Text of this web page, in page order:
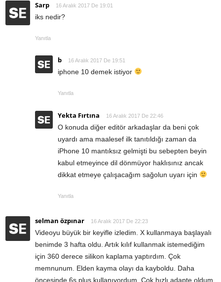
Sarp 16 Aralık 2017 De 19:01
iks nedir?
Yanıtla
b 16 Aralık 2017 De 19:51
iphone 10 demek istiyor
Yanıtla
Yekta Fırtına 16 Aralık 2017 De 22:46
O konuda diğer editör arkadaşlar da beni çok
uyardı ama maalesef ilk tanıtıldığı zaman da
iPhone 10 mantıksız gelmişti bu sebepten beyin
kabul etmeyince dil dönmüyor haklısınız ancak
dikkat etmeye çalışacağım sağolun uyarı için
Yanıtla
selman özpınar 16 Aralık 2017 De 22:23
Videoyu büyük bir keyifle izledim. X kullanmaya başlayalı
benimde 3 hafta oldu. Artık kılıf kullanmak istemediğim
için 360 derece silikon kaplama yaptırdım. Çok
memnunum. Elden kayma olayı da kayboldu. Daha
öncesinde 6s plus kullanıyordum. Çok hızlı adapte oldum.